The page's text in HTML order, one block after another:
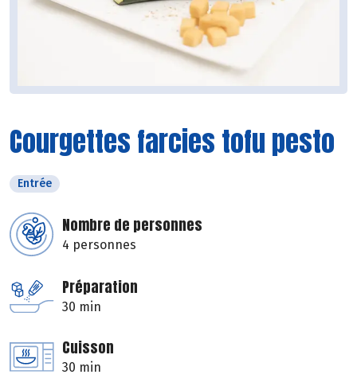
Courgettes farcies tofu pesto
Entrée
Nombre de personnes
4 personnes
Préparation
30 min
Cuisson
30 min